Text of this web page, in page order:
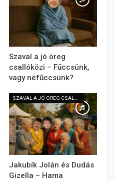
Szaval a jó öreg
csallóközi – Fűccsünk,
vagy nëfűccsünk?
Jakubík Jolán és Dudás
Gizella – Hama